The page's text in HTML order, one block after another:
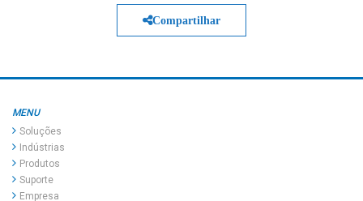
Compartilhar
MENU
Soluções
Indústrias
Produtos
Suporte
Empresa